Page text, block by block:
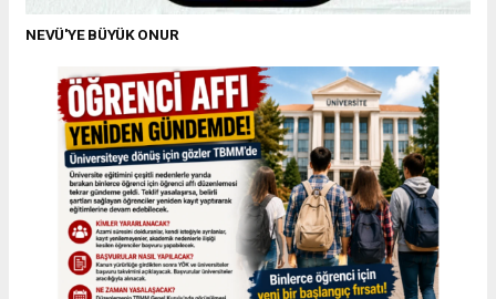
NEVÜ'YE BÜYÜK ONUR